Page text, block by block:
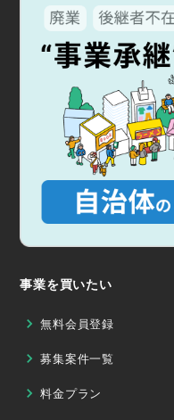
事業を買いたい
無料会員登録
募集案件一覧
料金プラン